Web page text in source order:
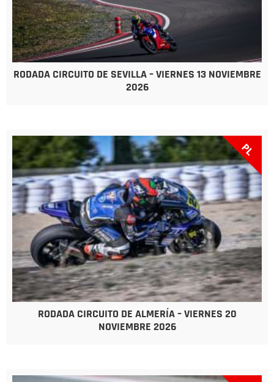
RODADA CIRCUITO DE SEVILLA – VIERNES 13 NOVIEMBRE
2026
PL
RODADA CIRCUITO DE ALMERÍA – VIERNES 20
NOVIEMBRE 2026